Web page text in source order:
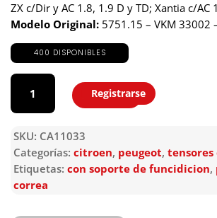
ZX c/Dir y AC 1.8, 1.9 D y TD; Xantia c/AC
Modelo Original: 5751.15 – VKM 33002
400 DISPONIBLES
CA11033
cantidad
Agregar
Registrarse
SKU: CA11033
Categorías: citroen, peugeot, tensores
Etiquetas: con soporte de funcidicion,
correa